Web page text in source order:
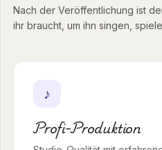
Nach der Veröffentlichung ist
ihr braucht, um ihn singen,
♪
Profi-Produktion